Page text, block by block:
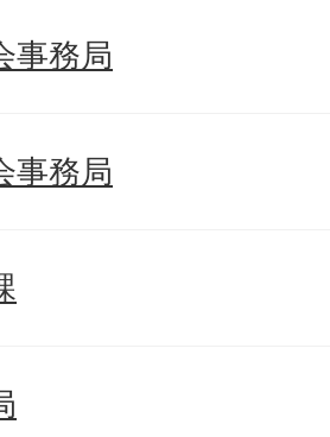
事務局
事務局